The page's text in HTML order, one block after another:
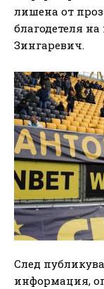
лишена от
благодетеля
Зингаревич.
След
информация,